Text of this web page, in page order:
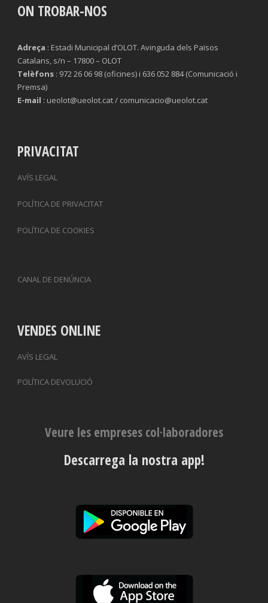
ON TROBAR-NOS
Adreça : Estadi Municipal d’OLOT. Avinguda dels Països
Catalans, s/n – 17800 – OLOT
Telèfons : 972 26 06 98 (oficines) i 636 052 884 (Comunicació i
Premsa)
E-mail : ueolot@ueolot.cat / comunicacio@ueolot.cat
PRIVACITAT
AVÍS LEGAL
POLÍTICA DE PRIVACITAT
POLÍTICA DE COOKIES
CANAL DE DENÚNCIA
VENDES ONLINE
AVÍS LEGAL
POLÍTICA DEVOLUCIÓ
Veure les empreses col·laboradores
Descarrega la nostra app!